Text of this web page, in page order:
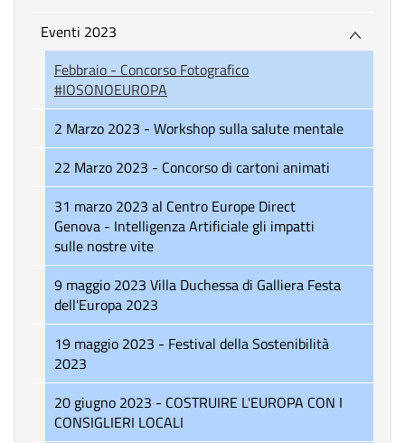
Eventi 2023
Febbraio - Concorso Fotografico
#IOSONOEUROPA
2 Marzo 2023 - Workshop sulla salute mentale
22 Marzo 2023 - Concorso di cartoni animati
31 marzo 2023 al Centro Europe Direct
Genova - Intelligenza Artificiale gli impatti
sulle nostre vite
9 maggio 2023 Villa Duchessa di Galliera Festa
dell'Europa 2023
19 maggio 2023 - Festival della Sostenibilità
2023
20 giugno 2023 - COSTRUIRE L'EUROPA CON I
CONSIGLIERI LOCALI